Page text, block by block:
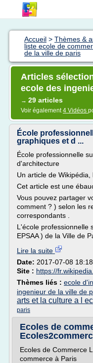
Accueil > Thèmes &
liste ecole de
de la ville de paris
Articles
ecole des
→ 29 articles
Voir également4 Vidéos
École
graphiques et d ...
École professionnelle
d'architecture
Un article de Wikipédia,
Cet article est une
Vous pouvez partager
comment ? ) selon les
correspondants .
L'école professionnelle
EPSAA ) de la Ville de
Lire la suite
Date: 2017-07-08
Site : https://
Thèmes liés : ecole
ingenieur de la ville de
arts et la culture a l
paris
Ecoles de
Ecoles de Commerce
commerce à Paris